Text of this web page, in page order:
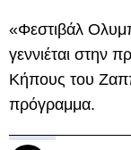
«Φεστιβάλ
γεννιέται στην
Κήπους του
πρόγραμμα.